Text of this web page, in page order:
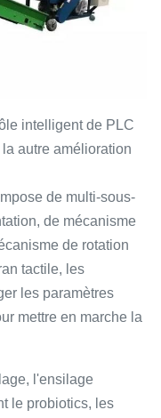
intelligent de PLC
autre amélioration
de multi-sous-
de mécanisme
de rotation
tactile, les
les paramètres
mettre en marche la
l'ensilage
le probiotics, les